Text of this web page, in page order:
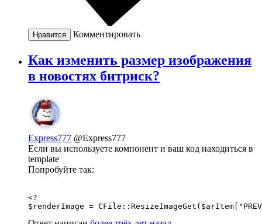
Нравится Комментировать
Как изменить размер изображения
в новостях битриск?
Express777 @Express777
Если вы используете компонент и ваш код находиться в
template
Попробуйте так:
<?
$renderImage =